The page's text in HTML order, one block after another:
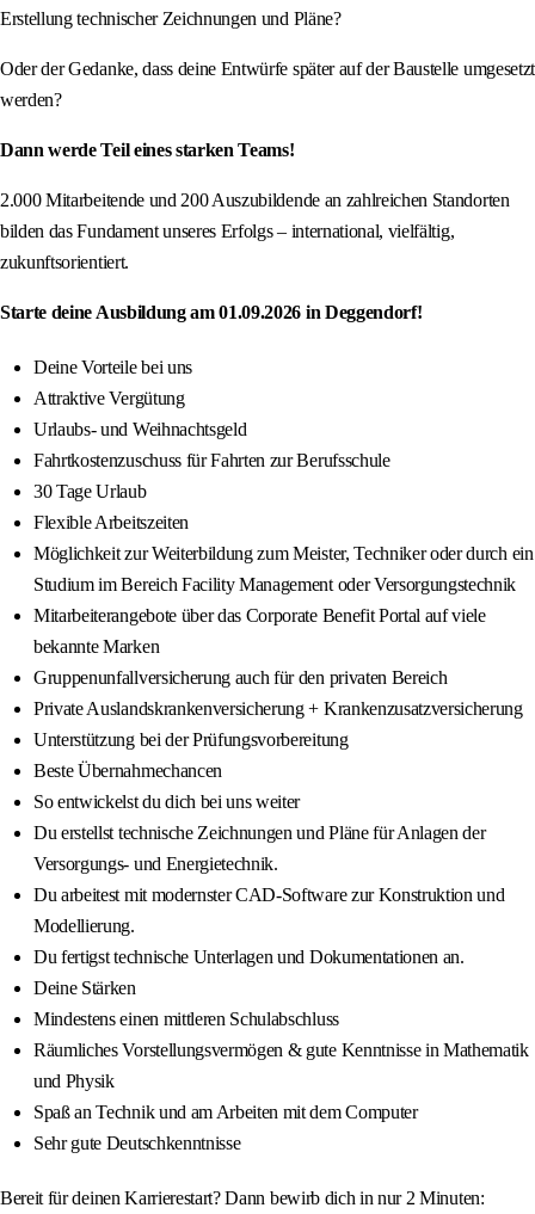
Erstellung technischer Zeichnungen und Pläne?
Oder der Gedanke, dass deine Entwürfe später auf der Baustelle umgesetzt
werden?
Dann werde Teil eines starken Teams!
2.000 Mitarbeitende und 200 Auszubildende an zahlreichen Standorten
bilden das Fundament unseres Erfolgs – international, vielfältig,
zukunftsorientiert.
Starte deine Ausbildung am 01.09.2026 in Deggendorf!
Deine Vorteile bei uns
Attraktive Vergütung
Urlaubs- und Weihnachtsgeld
Fahrtkostenzuschuss für Fahrten zur Berufsschule
30 Tage Urlaub
Flexible Arbeitszeiten
Möglichkeit zur Weiterbildung zum Meister, Techniker oder durch ein
Studium im Bereich Facility Management oder Versorgungstechnik
Mitarbeiterangebote über das Corporate Benefit Portal auf viele
bekannte Marken
Gruppenunfallversicherung auch für den privaten Bereich
Private Auslandskrankenversicherung + Krankenzusatzversicherung
Unterstützung bei der Prüfungsvorbereitung
Beste Übernahmechancen
So entwickelst du dich bei uns weiter
Du erstellst technische Zeichnungen und Pläne für Anlagen der
Versorgungs- und Energietechnik.
Du arbeitest mit modernster CAD-Software zur Konstruktion und
Modellierung.
Du fertigst technische Unterlagen und Dokumentationen an.
Deine Stärken
Mindestens einen mittleren Schulabschluss
Räumliches Vorstellungsvermögen & gute Kenntnisse in Mathematik
und Physik
Spaß an Technik und am Arbeiten mit dem Computer
Sehr gute Deutschkenntnisse
Bereit für deinen Karrierestart? Dann bewirb dich in nur 2 Minuten: